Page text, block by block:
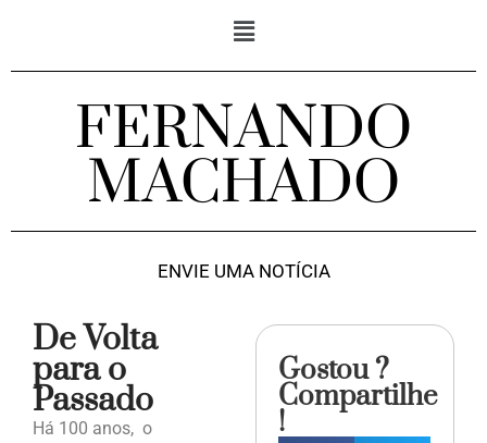
FERNANDO
MACHADO
ENVIE UMA NOTÍCIA
De Volta
para o
Passado
Há 100 anos, o
Gostou ?
Compartilhe
!